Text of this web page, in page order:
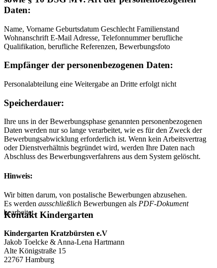
Daten:
Name, Vorname Geburtsdatum Geschlecht Familienstand
Wohnanschrift E-Mail Adresse, Telefonnummer berufliche
Qualifikation, berufliche Referenzen, Bewerbungsfoto
Empfänger der personenbezogenen Daten:
Personalabteilung eine Weitergabe an Dritte erfolgt nicht
Speicherdauer:
Ihre uns in der Bewerbungsphase genannten personenbezogenen
Daten werden nur so lange verarbeitet, wie es für den Zweck der
Bewerbungsabwicklung erforderlich ist. Wenn kein Arbeitsvertrag
oder Dienstverhältnis begründet wird, werden Ihre Daten nach
Abschluss des Bewerbungsverfahrens aus dem System gelöscht.
Hinweis:
Wir bitten darum, von postalische Bewerbungen abzusehen.
Es werden ausschließlich Bewerbungen als PDF-Dokument
bearbeitet.
Kontakt Kindergarten
Kindergarten Kratzbürsten e.V
Jakob Toelcke & Anna-Lena Hartmann
Alte Königstraße 15
22767 Hamburg